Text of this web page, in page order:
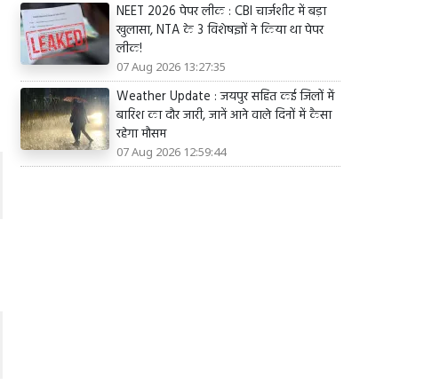
NEET 2026 पेपर लीक : CBI चार्जशीट में बड़ा
खुलासा, NTA के 3 विशेषज्ञों ने किया था पेपर
लीक!
07 Aug 2026 13:27:35
Weather Update : जयपुर सहित कई जिलों में
बारिश का दौर जारी, जानें आने वाले दिनों में कैसा
रहेगा मौसम
07 Aug 2026 12:59:44